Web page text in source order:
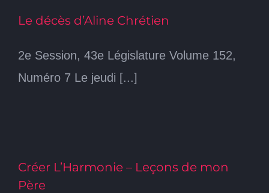
Le décès d’Aline Chrétien
2e Session, 43e Législature Volume 152,
Numéro 7 Le jeudi [...]
Créer L’Harmonie – Leçons de mon
Père